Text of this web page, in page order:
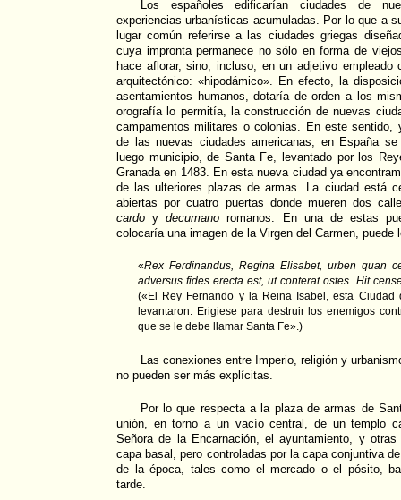
Los españoles edificarían ciudades de
experiencias urbanísticas acumuladas. Por lo que a
lugar común referirse a las ciudades griegas
cuya impronta permanece no sólo en forma de
hace aflorar, sino, incluso, en un adjetivo empleado
arquitectónico: «hipodámico». En efecto, la
asentamientos humanos, dotaría de orden a los
orografía lo permitía, la construcción de nuevas
campamentos militares o colonias. En este sentido,
de las nuevas ciudades americanas, en España
luego municipio, de Santa Fe, levantado por los
Granada en 1483. En esta nueva ciudad ya
de las ulteriores plazas de armas. La ciudad está
abiertas por cuatro puertas donde mueren dos
cardo ydecumano romanos. En una de estas
colocaría una imagen de la Virgen del Carmen, puede
«Rex Ferdinandus, Regina Elisabet, urben quan
adversus fides erecta est, ut conterat ostes. Hit
(«El Rey Fernando y la Reina Isabel, esta Ciudad
levantaron. Erigiese para destruir los enemigos
que se le debe llamar Santa Fe».)
Las conexiones entre Imperio, religión y
no pueden ser más explícitas.
Por lo que respecta a la plaza de armas de
unión, en torno a un vacío central, de un templo
Señora de la Encarnación, el ayuntamiento, y
capa basal, pero controladas por la capa conjuntiva
de la época, tales como el mercado o el pósito,
tarde.